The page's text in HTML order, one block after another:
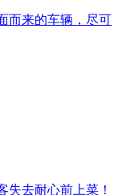
而来的车辆，尽可
失去耐心前上菜！